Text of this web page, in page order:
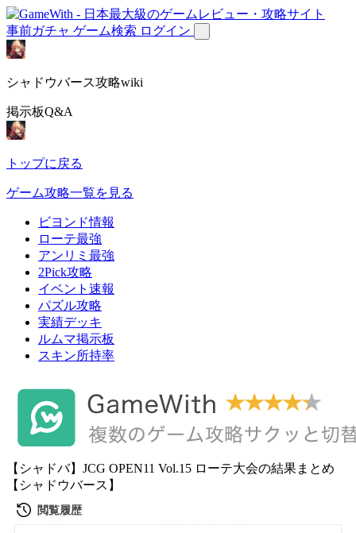
事前ガチャ ゲーム検索 ログイン
シャドウバース攻略wiki
掲示板Q&A
トップに戻る
ゲーム攻略一覧を見る
ビヨンド情報
ローテ最強
アンリミ最強
2Pick攻略
イベント速報
パズル攻略
実績デッキ
ルムマ掲示板
スキン所持率
【シャドバ】JCG OPEN11 Vol.15 ローテ大会の結果まとめ
【シャドウバース】